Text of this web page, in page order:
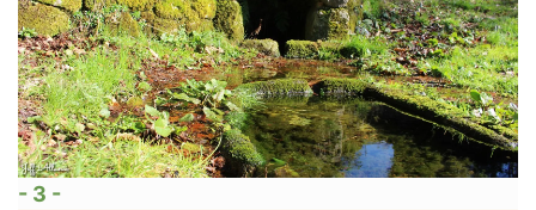
- 3 -